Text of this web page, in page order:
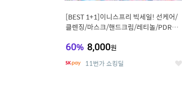
[BEST 1+1]이니스프리 빅세일! 선케어/
클렌징/마스크/핸드크림/레티놀/PDRN/
60% 8,000원
11번가 쇼킹딜 좋